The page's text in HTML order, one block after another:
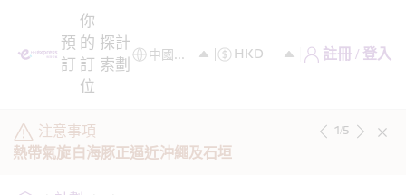
預
訂
你
的
訂
位
探
索
計
劃
註冊 / 登入
注意事項
熱帶氣旋白海豚正逼近沖繩及石垣
1/5